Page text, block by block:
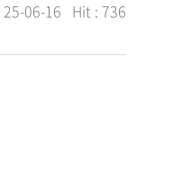
25-06-16 Hit : 736